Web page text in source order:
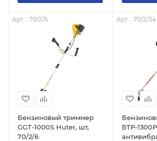
Арт. : 70/2/6
Бензиновый триммер
GGT-1000S Huter, шт,
70/2/6
Арт. : 70/2/34
БТР-